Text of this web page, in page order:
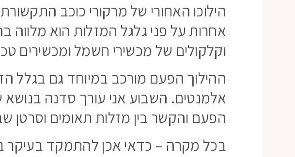
הילוכו האחורי של מרקורי כוכב
אחרות על פני גלגל המזלות הוא
וקלקולים של מכשירי חשמל ומכשירים
ההילוך הפעם מורכב במיוחד גם בגלל
אלמנטים. השבוע אני עורך סדנה
הפעם והקשר בין מזלות תאומים
בכל מקרה – כדאי אכן להתמקד בעיקר